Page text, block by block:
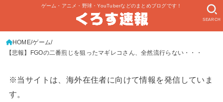
ゲーム・アニメ・野球・YouTuberなどのまとめブログです！
SEARCH
HOME ゲーム
【悲報】FGOの二番煎じを狙ったマギレコさん、全然流行らない・・・
※当サイトは、海外在住者に向けて情報を発信していま
す。